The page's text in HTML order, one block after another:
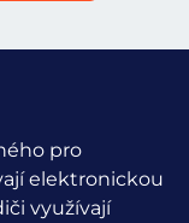
pro
elektronickou
využívají